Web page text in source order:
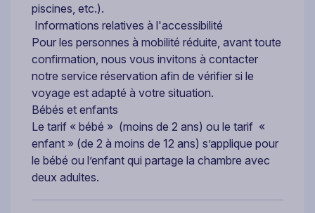
piscines, etc.).
Informations relatives à l'accessibilité
Pour les personnes à mobilité réduite, avant toute
confirmation, nous vous invitons à contacter
notre service réservation afin de vérifier si le
voyage est adapté à votre situation.
Bébés et enfants
Le tarif « bébé » (moins de 2 ans) ou le tarif «
enfant » (de 2 à moins de 12 ans) s’applique pour
le bébé ou l’enfant qui partage la chambre avec
deux adultes.